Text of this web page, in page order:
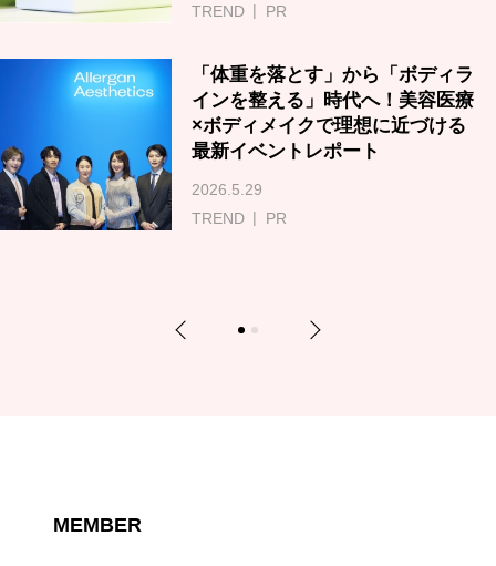
TREND
PR
「体重を落とす」から「ボディラ
インを整える」時代へ！美容医療
×ボディメイクで理想に近づける
最新イベントレポート
2026.5.29
TREND
PR
Previous 1 2 Next
MEMBER